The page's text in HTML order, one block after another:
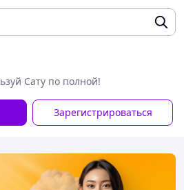
Сату по полной!
Зарегистрироваться